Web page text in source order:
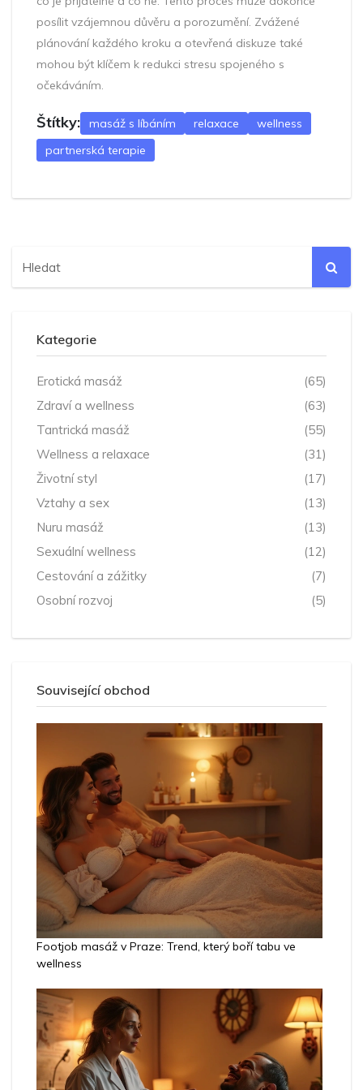
posílit vzájemnou důvěru a porozumění. Zvážené
plánování každého kroku a otevřená diskuze také
mohou být klíčem k redukci stresu spojeného s
očekáváním.
Štítky: masáž s líbáním relaxace
wellness
partnerská terapie
Kategorie
Erotická masáž
(65)
Zdraví a wellness
(63)
Tantrická masáž
(55)
Wellness a relaxace
(31)
Životní styl
(17)
Vztahy a sex
(13)
Nuru masáž
(13)
Sexuální wellness
(12)
Cestování a zážitky
(7)
Osobní rozvoj
(5)
Související obchod
Footjob masáž v Praze: Trend, který boří tabu ve
wellness